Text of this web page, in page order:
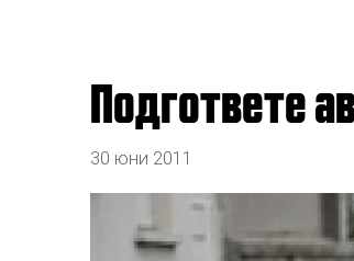
Подгответе
30 юни 2011